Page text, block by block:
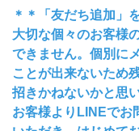
＊＊「友だち追加」
大切な個々のお客様
できません。個別に
ことが出来ないため
招きかねないかと思
お客様よりLINEでお